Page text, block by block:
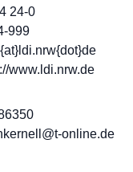
24-0
999
www.ldi.nrw.de
online.de